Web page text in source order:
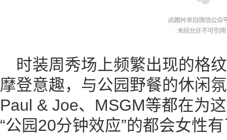
时装周秀场上频繁出现的格
摩登意趣，与公园野餐的休闲
Paul & Joe、MSGM等都在为
“公园20分钟效应”的都会女性